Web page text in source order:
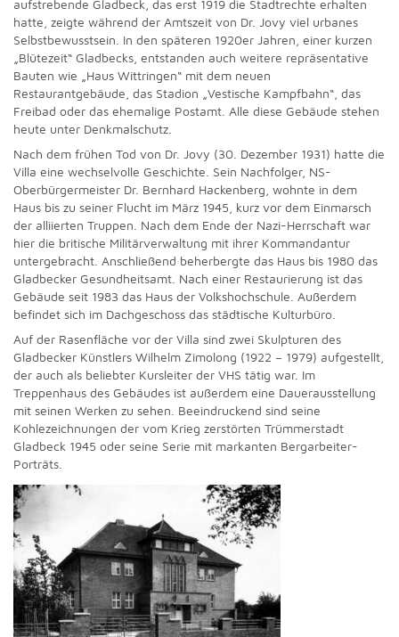
aufstrebende Gladbeck, das erst 1919 die Stadtrechte erhalten
hatte, zeigte während der Amtszeit von Dr. Jovy viel urbanes
Selbstbewusstsein. In den späteren 1920er Jahren, einer kurzen
„Blütezeit“ Gladbecks, entstanden auch weitere repräsentative
Bauten wie „Haus Wittringen“ mit dem neuen
Restaurantgebäude, das Stadion „Vestische Kampfbahn“, das
Freibad oder das ehemalige Postamt. Alle diese Gebäude stehen
heute unter Denkmalschutz.
Nach dem frühen Tod von Dr. Jovy (30. Dezember 1931) hatte die
Villa eine wechselvolle Geschichte. Sein Nachfolger, NS-
Oberbürgermeister Dr. Bernhard Hackenberg, wohnte in dem
Haus bis zu seiner Flucht im März 1945, kurz vor dem Einmarsch
der alliierten Truppen. Nach dem Ende der Nazi-Herrschaft war
hier die britische Militärverwaltung mit ihrer Kommandantur
untergebracht. Anschließend beherbergte das Haus bis 1980 das
Gladbecker Gesundheitsamt. Nach einer Restaurierung ist das
Gebäude seit 1983 das Haus der Volkshochschule. Außerdem
befindet sich im Dachgeschoss das städtische Kulturbüro.
Auf der Rasenfläche vor der Villa sind zwei Skulpturen des
Gladbecker Künstlers Wilhelm Zimolong (1922 – 1979) aufgestellt,
der auch als beliebter Kursleiter der VHS tätig war. Im
Treppenhaus des Gebäudes ist außerdem eine Dauerausstellung
mit seinen Werken zu sehen. Beeindruckend sind seine
Kohlezeichnungen der vom Krieg zerstörten Trümmerstadt
Gladbeck 1945 oder seine Serie mit markanten Bergarbeiter-
Porträts.